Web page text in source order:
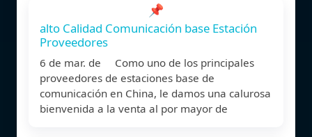
📌
alto Calidad Comunicación base Estación
Proveedores
6 de mar. de Como uno de los principales
proveedores de estaciones base de
comunicación en China, le damos una calurosa
bienvenida a la venta al por mayor de